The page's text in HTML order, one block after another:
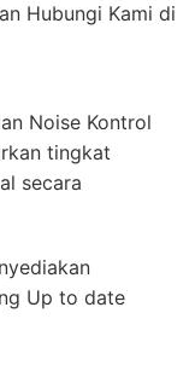
Hubungi Kami di
Noise Kontrol
tingkat
secara
Up to date